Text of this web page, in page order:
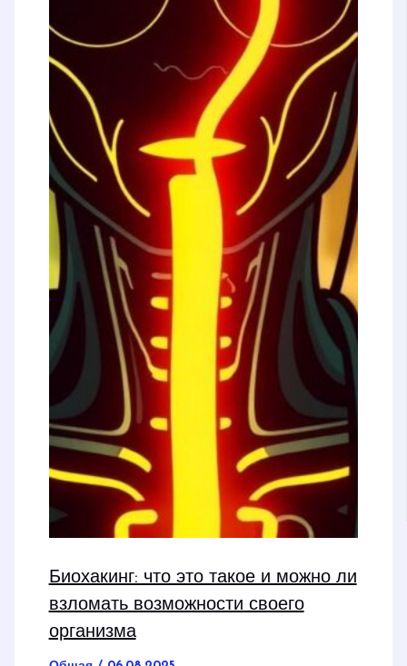
Биохакинг: что это такое и можно ли
взломать возможности своего
организма